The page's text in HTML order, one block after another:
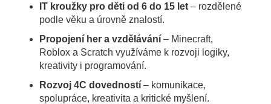
IT kroužky pro děti od 6 do 15 let – rozdělené
podle věku a úrovně znalostí.
Propojení her a vzdělávání – Minecraft,
Roblox a Scratch využíváme k rozvoji logiky,
kreativity i programování.
Rozvoj 4C dovedností – komunikace,
spolupráce, kreativita a kritické myšlení.